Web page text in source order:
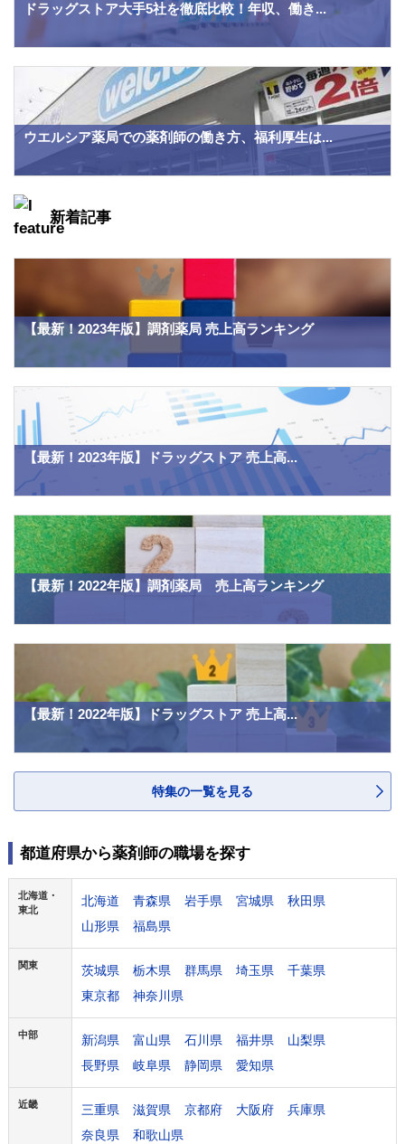
ドラッグストア大手5社を徹底比較！年収、働き...
ウエルシア薬局での薬剤師の働き方、福利厚生は...
新着記事
【最新！2023年版】調剤薬局 売上高ランキング
【最新！2023年版】ドラッグストア 売上高...
【最新！2022年版】調剤薬局 売上高ランキング
【最新！2022年版】ドラッグストア 売上高...
特集の一覧を見る
都道府県から薬剤師の職場を探す
北海道・
東北
北海道 青森県 岩手県 宮城県
秋田県
山形県
福島県
関東 茨城県 栃木県 群馬県 埼玉県
千葉県
東京都
神奈川県
中部 新潟県 富山県 石川県 福井県
山梨県
長野県
岐阜県 静岡県 愛知県
近畿 三重県 滋賀県 京都府 大阪府
兵庫県
奈良県
和歌山県